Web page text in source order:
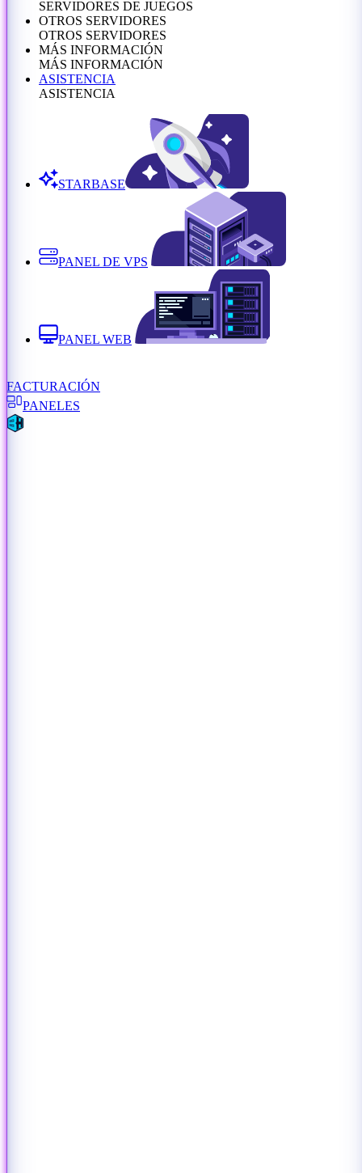
SERVIDORES DE JUEGOS
OTROS SERVIDORES
OTROS SERVIDORES
MÁS INFORMACIÓN
MÁS INFORMACIÓN
ASISTENCIA
ASISTENCIA
STARBASE
PANEL DE VPS
PANEL WEB
FACTURACIÓN
PANELES